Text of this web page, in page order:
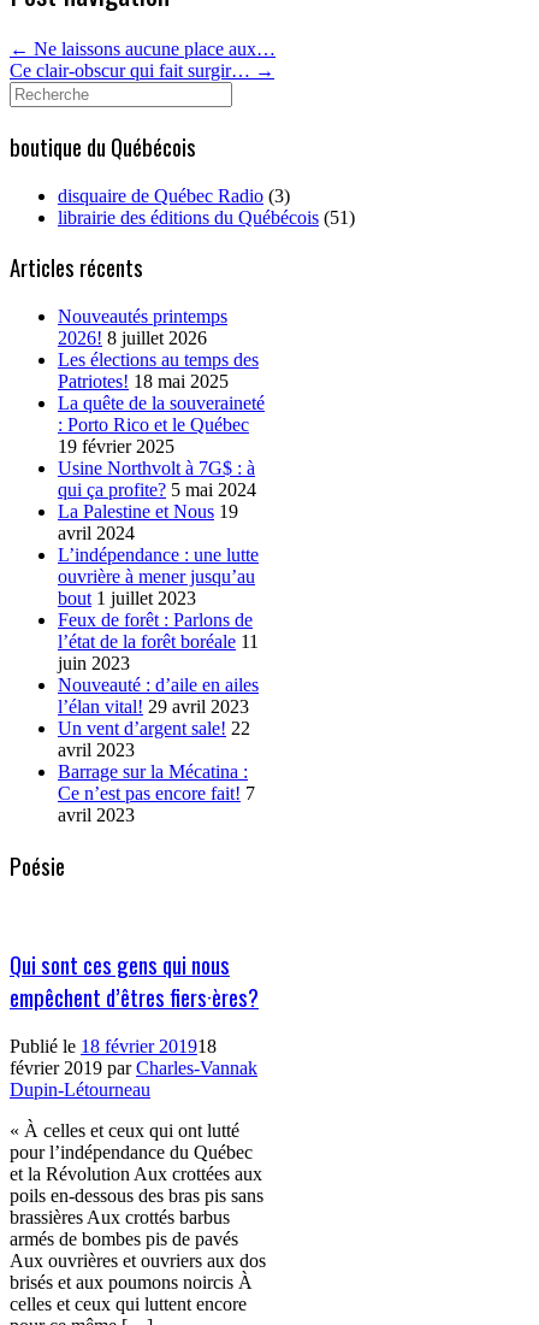
← Ne laissons aucune place aux…
Ce clair-obscur qui fait surgir… →
Search
for:
boutique du Québécois
disquaire de Québec Radio (3)
librairie des éditions du Québécois (51)
Articles récents
Nouveautés printemps
2026! 8 juillet 2026
Les élections au temps des
Patriotes! 18 mai 2025
La quête de la souveraineté
: Porto Rico et le Québec
19 février 2025
Usine Northvolt à 7G$ : à
qui ça profite? 5 mai 2024
La Palestine et Nous 19
avril 2024
L’indépendance : une lutte
ouvrière à mener jusqu’au
bout 1 juillet 2023
Feux de forêt : Parlons de
l’état de la forêt boréale 11
juin 2023
Nouveauté : d’aile en ailes
l’élan vital! 29 avril 2023
Un vent d’argent sale! 22
avril 2023
Barrage sur la Mécatina :
Ce n’est pas encore fait! 7
avril 2023
Poésie
Qui sont ces gens qui nous
empêchent d’êtres fiers·ères?
Publié le 18 février 201918
février 2019 parCharles-Vannak
Dupin-Létourneau
« À celles et ceux qui ont lutté
pour l’indépendance du Québec
et la Révolution Aux crottées aux
poils en-dessous des bras pis sans
brassières Aux crottés barbus
armés de bombes pis de pavés
Aux ouvrières et ouvriers aux dos
brisés et aux poumons noircis À
celles et ceux qui luttent encore